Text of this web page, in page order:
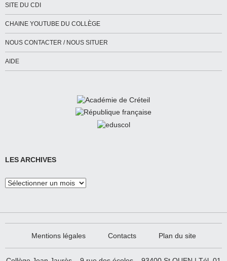
SITE DU CDI
CHAINE YOUTUBE DU COLLÈGE
NOUS CONTACTER / NOUS SITUER
AIDE
LES ARCHIVES
Les
Mentions légales Contacts Plan du site